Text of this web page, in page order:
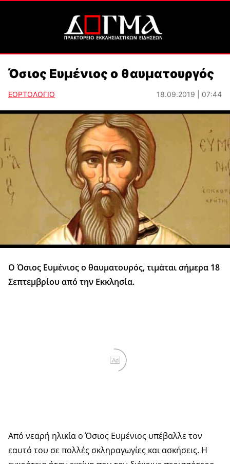
Όσιος Ευμένιος ο θαυματουργός
ΕΟΡΤΟΛΟΓΙΟ 18.09.2019 | 07:44
Ο Όσιος Ευμένιος ο θαυματουρός, τιμάται σήμερα 18
Σεπτεμβρίου από την Εκκλησία.
Ad
Από νεαρή ηλικία ο Όσιος Ευμένιος υπέβαλλε τον
εαυτό του σε πολλές σκληραγωγίες και ασκήσεις. Η